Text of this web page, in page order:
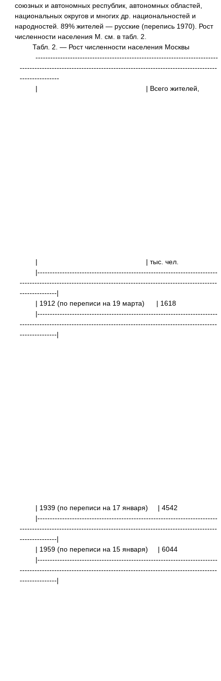
союзных и автономных республик, автономных областей,
национальных округов и многих др. национальностей и
народностей. 89% жителей — русские (перепись 1970). Рост
численности населения М. см. в табл. 2.
Табл. 2. — Рост численности населения Москвы
--------------------------------------------------------------------------
--------------------------------------------------------------------------------
----------------
|
| Всего
|
| тыс.
|-------------------------------------------------------------------------
--------------------------------------------------------------------------------
---------------|
| 1912 (по переписи на 19 марта)
|
|-------------------------------------------------------------------------
--------------------------------------------------------------------------------
---------------|
| 1939 (по переписи на 17 января)
|
|-------------------------------------------------------------------------
--------------------------------------------------------------------------------
---------------|
| 1959 (по переписи на 15 января)
|
|-------------------------------------------------------------------------
--------------------------------------------------------------------------------
---------------|